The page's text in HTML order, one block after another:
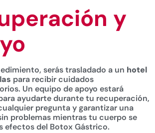
y
serás trasladado a un hotel
para recibir cuidados
Un equipo de apoyo estará
ayudarte durante tu recuperación,
pregunta y garantizar una
problemas mientras tu cuerpo se
efectos del Botox Gástrico.